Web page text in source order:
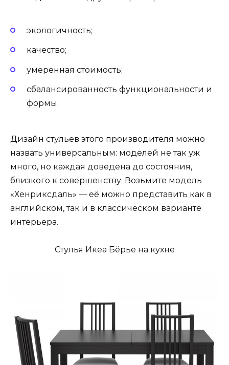
экологичность;
качество;
умеренная стоимость;
сбалансированность функциональности и
формы.
Дизайн стульев этого производителя можно
назвать универсальным: моделей не так уж
много, но каждая доведена до состояния,
близкого к совершенству. Возьмите модель
«Хенриксдаль» — её можно представить как в
английском, так и в классическом варианте
интерьера.
Стулья Икеа Бёрье на кухне